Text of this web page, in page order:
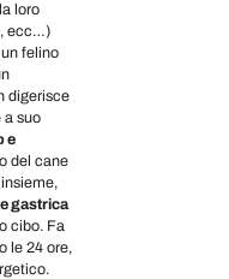
loro
ecc…)
felino
digerisce
a suo
e
del cane
gastrica
cibo. Fa
le 24 ore,